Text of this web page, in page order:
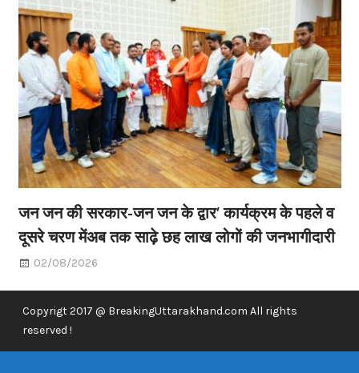
जन जन की सरकार-जन जन के द्वार’ कार्यक्रम के पहले व
दूसरे चरण मेंअब तक साढ़े छह लाख लोगों की जनभागीदारी
02/08/2026
Copyrigt 2017 @ BreakingUttarakhand.com All rights
reserved !